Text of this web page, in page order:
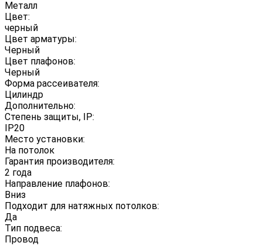
Металл
Цвет:
черный
Цвет арматуры:
Черный
Цвет плафонов:
Черный
Форма рассеивателя:
Цилиндр
Дополнительно:
Степень защиты, IP:
IP20
Место установки:
На потолок
Гарантия производителя:
2 года
Направление плафонов:
Вниз
Подходит для натяжных потолков:
Да
Тип подвеса:
Провод